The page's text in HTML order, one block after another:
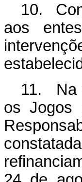
10.
aos
11. Na
os Jogos